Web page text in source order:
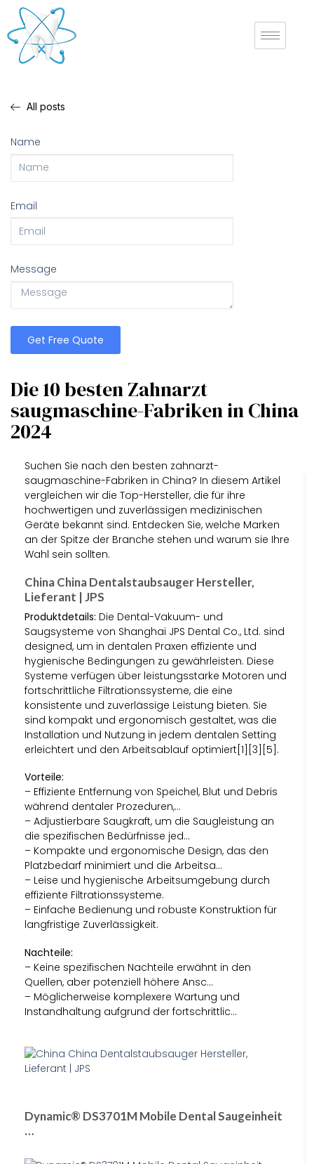
All posts
Name
Email
Message
Get Free Quote
Die 10 besten Zahnarzt
saugmaschine-Fabriken in China
2024
Suchen Sie nach den besten zahnarzt-
saugmaschine-Fabriken in China? In diesem Artikel
vergleichen wir die Top-Hersteller, die für ihre
hochwertigen und zuverlässigen medizinischen
Geräte bekannt sind. Entdecken Sie, welche Marken
an der Spitze der Branche stehen und warum sie Ihre
Wahl sein sollten.
China China Dentalstaubsauger Hersteller,
Lieferant | JPS
Produktdetails: Die Dental-Vakuum- und
Saugsysteme von Shanghai JPS Dental Co., Ltd. sind
designed, um in dentalen Praxen effiziente und
hygienische Bedingungen zu gewährleisten. Diese
Systeme verfügen über leistungsstarke Motoren und
fortschrittliche Filtrationssysteme, die eine
konsistente und zuverlässige Leistung bieten. Sie
sind kompakt und ergonomisch gestaltet, was die
Installation und Nutzung in jedem dentalen Setting
erleichtert und den Arbeitsablauf optimiert[1][3][5].
Vorteile:
– Effiziente Entfernung von Speichel, Blut und Debris
während dentaler Prozeduren,…
– Adjustierbare Saugkraft, um die Saugleistung an
die spezifischen Bedürfnisse jed…
– Kompakte und ergonomische Design, das den
Platzbedarf minimiert und die Arbeitsa…
– Leise und hygienische Arbeitsumgebung durch
effiziente Filtrationssysteme.
– Einfache Bedienung und robuste Konstruktion für
langfristige Zuverlässigkeit.
Nachteile:
– Keine spezifischen Nachteile erwähnt in den
Quellen, aber potenziell höhere Ansc…
– Möglicherweise komplexere Wartung und
Instandhaltung aufgrund der fortschrittlic…
Dynamic® DS3701M Mobile Dental Saugeinheit
…